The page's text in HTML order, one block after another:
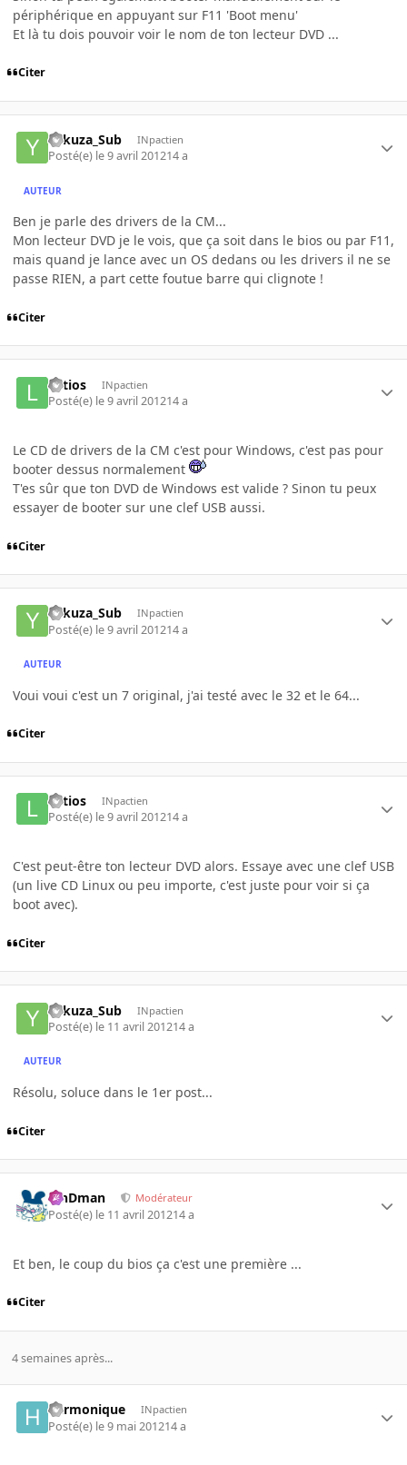
périphérique en appuyant sur F11 'Boot menu'
Et là tu dois pouvoir voir le nom de ton lecteur DVD ...
Citer
Yakuza_Sub INpactien
Posté(e) le 9 avril 201214 a
AUTEUR
Ben je parle des drivers de la CM...
Mon lecteur DVD je le vois, que ça soit dans le bios ou par F11,
mais quand je lance avec un OS dedans ou les drivers il ne se
passe RIEN, a part cette foutue barre qui clignote !
Citer
Latios INpactien
Posté(e) le 9 avril 201214 a
Le CD de drivers de la CM c'est pour Windows, c'est pas pour
booter dessus normalement
T'es sûr que ton DVD de Windows est valide ? Sinon tu peux
essayer de booter sur une clef USB aussi.
Citer
Yakuza_Sub INpactien
Posté(e) le 9 avril 201214 a
AUTEUR
Voui voui c'est un 7 original, j'ai testé avec le 32 et le 64...
Citer
Latios INpactien
Posté(e) le 9 avril 201214 a
C'est peut-être ton lecteur DVD alors. Essaye avec une clef USB
(un live CD Linux ou peu importe, c'est juste pour voir si ça
boot avec).
Citer
Yakuza_Sub INpactien
Posté(e) le 11 avril 201214 a
AUTEUR
Résolu, soluce dans le 1er post...
Citer
RinDman Modérateur
Posté(e) le 11 avril 201214 a
Et ben, le coup du bios ça c'est une première ...
Citer
4 semaines après...
harmonique INpactien
Posté(e) le 9 mai 201214 a